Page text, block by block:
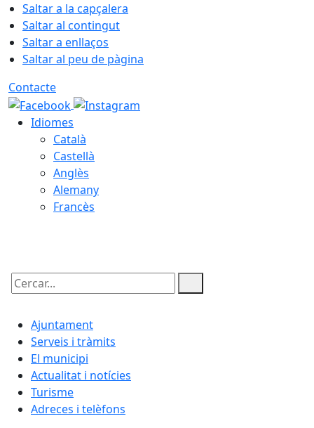
Saltar a la capçalera
Saltar al contingut
Saltar a enllaços
Saltar al peu de pàgina
Contacte
Idiomes
Català
Castellà
Anglès
Alemany
Francès
Cercar:
Ajuntament
Serveis i tràmits
El municipi
Actualitat i notícies
Turisme
Adreces i telèfons